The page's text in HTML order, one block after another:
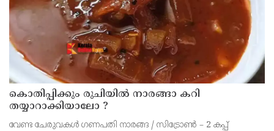
കൊതിപ്പിക്കും രുചിയിൽ നാരങ്ങാ കറി
തയ്യാറാക്കിയാലോ ?
വേണ്ട ചേരുവകൾ ഗണപതി നാരങ്ങ / സിട്രോൺ – 2 കപ്പ്